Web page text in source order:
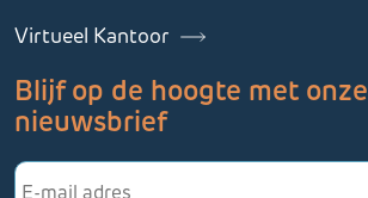
Virtueel Kantoor
Blijf op de hoogte met onze
nieuwsbrief
E-